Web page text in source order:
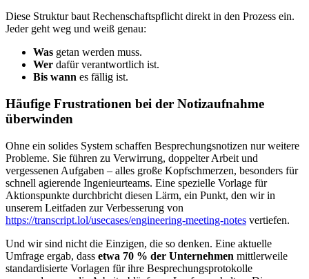
Diese Struktur baut Rechenschaftspflicht direkt in den Prozess ein.
Jeder geht weg und weiß genau:
Was getan werden muss.
Wer dafür verantwortlich ist.
Bis wann es fällig ist.
Häufige Frustrationen bei der Notizaufnahme
überwinden
Ohne ein solides System schaffen Besprechungsnotizen nur weitere
Probleme. Sie führen zu Verwirrung, doppelter Arbeit und
vergessenen Aufgaben – alles große Kopfschmerzen, besonders für
schnell agierende Ingenieurteams. Eine spezielle Vorlage für
Aktionspunkte durchbricht diesen Lärm, ein Punkt, den wir in
unserem Leitfaden zur Verbesserung von
https://transcript.lol/usecases/engineering-meeting-notes vertiefen.
Und wir sind nicht die Einzigen, die so denken. Eine aktuelle
Umfrage ergab, dass etwa 70 % der Unternehmen mittlerweile
standardisierte Vorlagen für ihre Besprechungsprotokolle